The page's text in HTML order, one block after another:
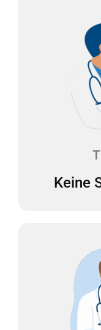
Keine
Keine
Albtraum für
daher zweimal
für Sie. Die
Sie laden Ihre
hoch, und wir